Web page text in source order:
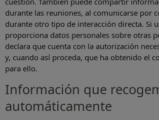
durante las reuniones, al comunicarse por
durante otro tipo de interacción directa. Si
proporciona datos personales sobre otras
declara que cuenta con la autorización
y, cuando así proceda, que ha obtenido el
para ello.
Información que
automáticamente